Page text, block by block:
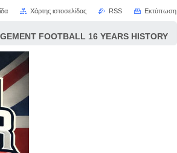
FOOTBALL 16 YEARS HISTORY
Χάρτης ιστοσελίδας RSS Εκτύπωση